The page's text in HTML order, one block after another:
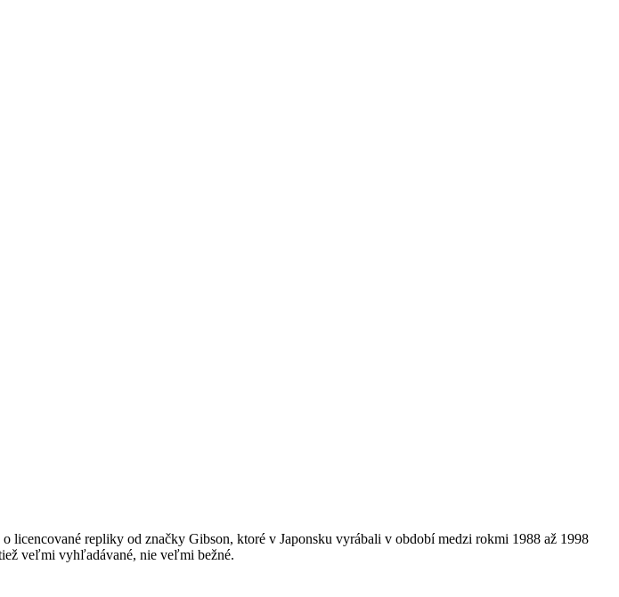
repliky od značky Gibson, ktoré v Japonsku vyrábali v období medzi rokmi 1988 až 1998
veľmi vyhľadávané, nie veľmi bežné.